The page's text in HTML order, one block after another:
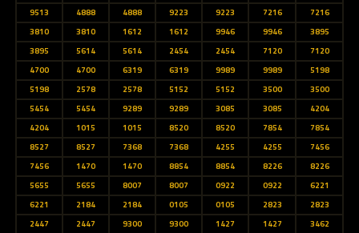
9513
4888 4888 9223 9223 7216
7216
3810
3810 1612 1612 9946 9946
3895
3895
5614 5614 2454 2454 7120
7120
4700
4700 6319 6319 9989 9989
5198
5198
2578 2578 5152 5152 3500
3500
5454
5454 9289 9289 3085 3085
4204
4204
1015 1015 8520 8520 7854
7854
8527
8527 7368 7368 4255 4255
7456
7456
1470 1470 8854 8854 8226
8226
5655
5655 8007 8007 0922 0922
6221
6221
2184 2184 0105 0105 2823
2823
2447
2447 9300 9300 1427 1427
3462